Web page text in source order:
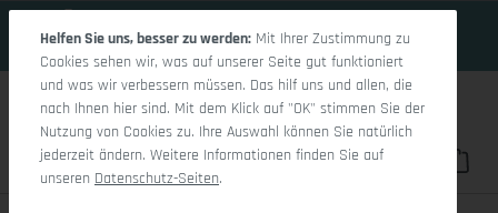
Du hast 0
Helfen Sie uns, besser zu werden: Mit Ihrer Zustimmung zu
Cookies sehen wir, was auf unserer Seite gut funktioniert
und was wir verbessern müssen. Das hilf uns und allen, die
nach Ihnen hier sind. Mit dem Klick auf "OK" stimmen Sie der
Nutzung von Cookies zu. Ihre Auswahl können Sie natürlich
jederzeit ändern. Weitere Informationen finden Sie auf
unseren Datenschutz-Seiten.